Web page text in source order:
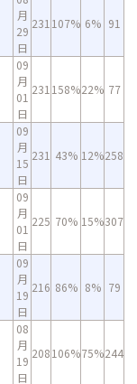
月
29
日
231 107% 6% 91
09
月
01
日
231 158%22% 77
09
月
15
日
231 43% 12%258
09
月
01
日
225 70% 15%307
09
月
19
日
216 86% 8% 79
08
月
19
日
208106%75%244